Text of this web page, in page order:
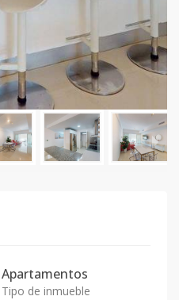
Apartamentos
Tipo de inmueble